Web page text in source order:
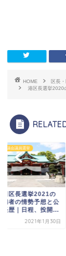
HOME
区長
港区長選挙2020
区議会議員選挙
田区長選挙2021の
補者の情勢予想と公
経歴｜日程、投開...
2021年1月30日